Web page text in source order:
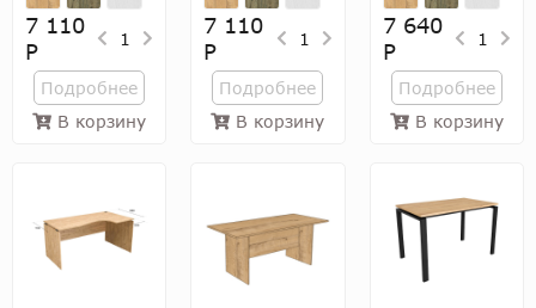
7 110
Р
1
Подробнее
В корзину
7 110
Р
1
Подробнее
В корзину
7 640
Р
1
Подробнее
В корзину